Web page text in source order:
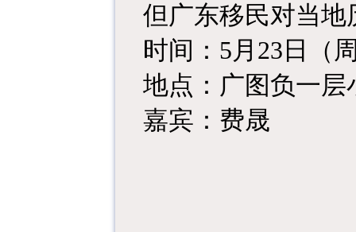
但广东移民对当
时间：5月 23 日（
地点：广图负一层
嘉宾：费晟